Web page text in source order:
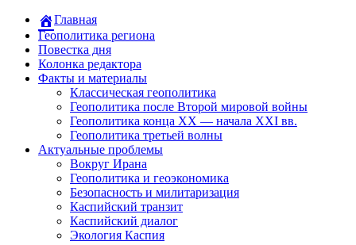
Главная
Геополитика региона
Повестка дня
Колонка редактора
Факты и материалы
Классическая геополитика
Геополитика после Второй мировой войны
Геополитика конца XX — начала XXI вв.
Геополитика третьей волны
Актуальные проблемы
Вокруг Ирана
Геополитика и геоэкономика
Безопасность и милитаризация
Каспийский транзит
Каспийский диалог
Экология Каспия